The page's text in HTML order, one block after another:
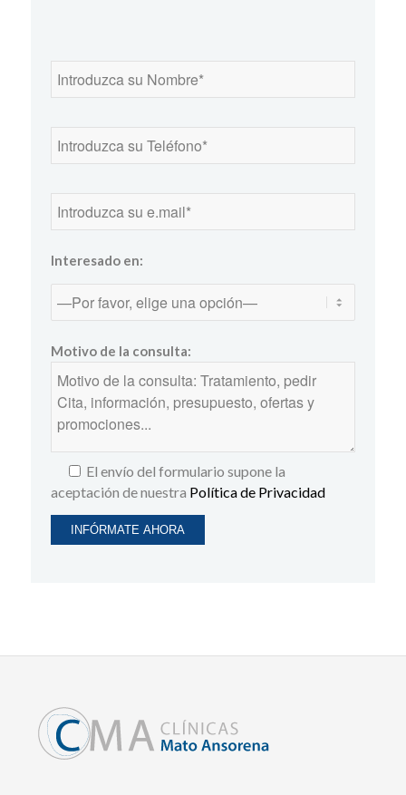
Interesado en:
Motivo de la consulta:
El envío del formulario supone la
aceptación de nuestra Política de Privacidad